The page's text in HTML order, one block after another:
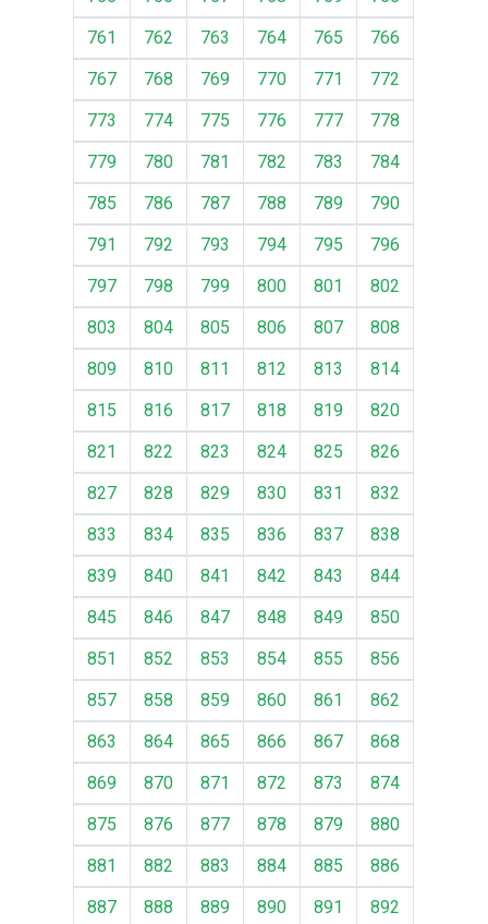
761
762 763 764 765
766
767
768 769 770 771
772
773
774 775 776 777
778
779
780 781 782 783
784
785
786 787 788 789
790
791
792 793 794 795
796
797
798 799 800 801
802
803
804 805 806 807
808
809
810 811 812 813
814
815
816 817 818 819
820
821
822 823 824 825
826
827
828 829 830 831
832
833
834 835 836 837
838
839
840 841 842 843
844
845
846 847 848 849
850
851
852 853 854 855
856
857
858 859 860 861
862
863
864 865 866 867
868
869
870 871 872 873
874
875
876 877 878 879
880
881
882 883 884 885
886
887
888 889 890 891
892